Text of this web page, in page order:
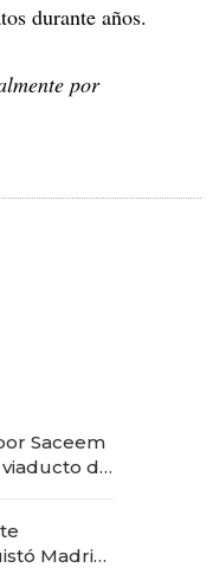
durante años.
por
Saceem
de
Madrid: